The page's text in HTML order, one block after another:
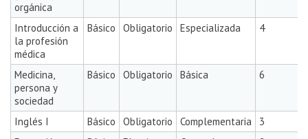
orgánica
Introducción a
la profesión
médica
Básico Obligatorio Especializada 4
Medicina,
persona y
sociedad
Básico Obligatorio Básica 6
Inglés I Básico Obligatorio Complementaria
3